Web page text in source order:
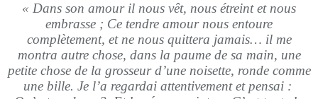
« Dans son amour il nous vêt, nous étreint et nous
embrasse ; Ce tendre amour nous entoure
complètement, et ne nous quittera jamais… il me
montra autre chose, dans la paume de sa main, une
petite chose de la grosseur d’une noisette, ronde comme
une bille. Je l’a regardai attentivement et pensai :